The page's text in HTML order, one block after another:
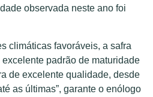
observada neste ano foi
climáticas favoráveis, a safra
padrão de maturidade
de excelente qualidade, desde
as últimas”, garante o enólogo